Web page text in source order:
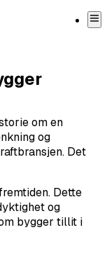
om en
og
Det
Dette
og
bygger tillit i